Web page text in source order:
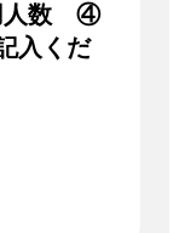
人数 ④
入くだ